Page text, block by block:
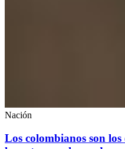
Nación
Los colombianos son